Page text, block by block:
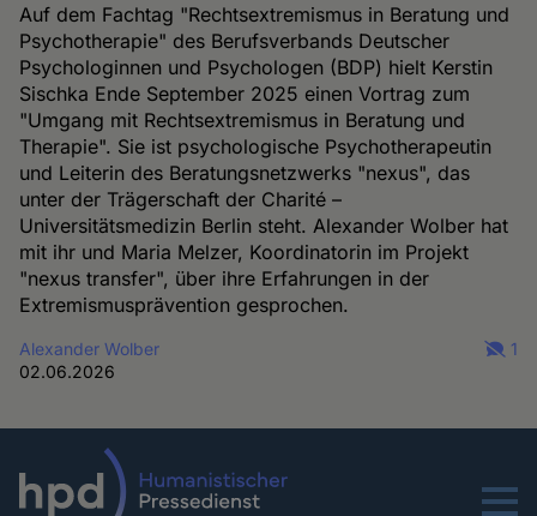
Auf dem Fachtag "Rechtsextremismus in Beratung und
Psychotherapie" des Berufsverbands Deutscher
Psychologinnen und Psychologen (BDP) hielt Kerstin
Sischka Ende September 2025 einen Vortrag zum
"Umgang mit Rechtsextremismus in Beratung und
Therapie". Sie ist psychologische Psychotherapeutin
und Leiterin des Beratungsnetzwerks "nexus", das
unter der Trägerschaft der Charité –
Universitätsmedizin Berlin steht. Alexander Wolber hat
mit ihr und Maria Melzer, Koordinatorin im Projekt
"nexus transfer", über ihre Erfahrungen in der
Extremismusprävention gesprochen.
Alexander Wolber
02.06.2026
1
Menu